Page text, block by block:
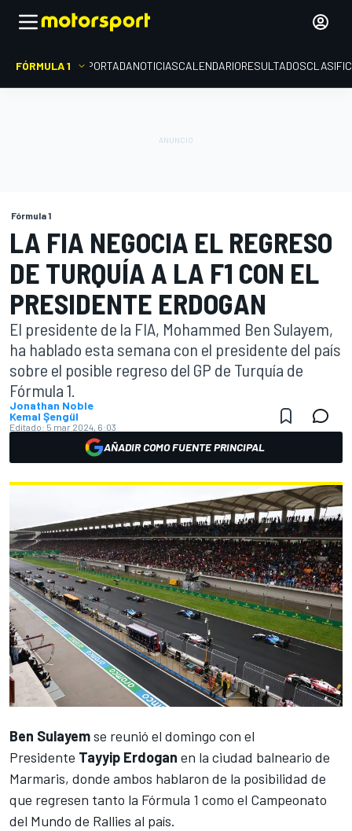
FÓRMULA 1 PORTADANOTICIASCALENDARIORESULTADOS
Fórmula 1
LA FIA NEGOCIA EL REGRESO
DE TURQUÍA A LA F1 CON EL
PRESIDENTE ERDOGAN
El presidente de la FIA, Mohammed Ben Sulayem,
ha hablado esta semana con el presidente del país
sobre el posible regreso del GP de Turquía de
Fórmula 1.
Jonathan Noble
Kemal Şengül
Editado: 5 mar 2024, 6:03
AÑADIR COMO FUENTE PRINCIPAL
Ben Sulayemse reunió el domingo con el
Presidente Tayyip Erdogan en la ciudad balneario de
Marmaris, donde ambos hablaron de la posibilidad de
que regresen tanto la Fórmula 1 como el Campeonato
del Mundo de Rallies al país.